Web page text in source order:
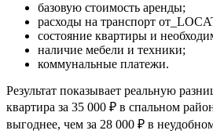
базовую стоимость аренды;
расходы на транспорт
состояние квартиры и
наличие мебели и техники;
коммунальные платежи.
Результат показывает реальную
квартира за 35 000 ₽ в спальном
выгоднее, чем за 28 000 ₽ в